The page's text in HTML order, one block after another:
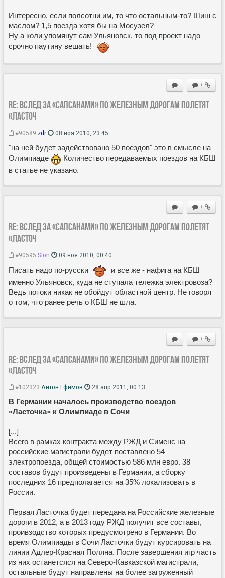
Интересно, если полсотни им, то что остальным-то? Шиш с
маслом? 1,5 поезда хотя бы на Мосузел?
Ну а коли упомянут сам Ульяновск, то под проект надо
срочно паутину вешать!
+
Re: Вслед за «Сапсанами» по железным дорогам полетят
«Ласточ
#90589 zdr 08 ноя 2010, 23:45
"на ней будет задействовано 50 поездов" это в смысле на
Олимпиаде
Количество передаваемых поездов на КБШ
в статье не указано.
+
Re: Вслед за «Сапсанами» по железным дорогам полетят
«Ласточ
#90595 Slon 09 ноя 2010, 00:40
Писать надо по-русски
и все же - нафига на КБШ
именно Ульяновск, куда не ступала тележка электровоза?
Ведь потоки никак не обойдут областной центр. Не говоря
о том, что ранее речь о КБШ не шла.
+
Re: Вслед за «Сапсанами» по железным дорогам полетят
«Ласточ
#102323 Антон Ефимов 28 апр 2011, 00:13
В Германии началось производство поездов
«Ласточка» к Олимпиаде в Сочи
[...]
Всего в рамках контракта между РЖД и Сименс на
российские магистрали будет поставлено 54
электропоезда, общей стоимостью 586 млн евро. 38
составов будут произведены в Германии, а сборку
последних 16 предполагается на 35% локализовать в
России.
Первая Ласточка будет передана на Российские железные
дороги в 2012, а в 2013 году РЖД получит все составы,
проивзодство которых предусмотрено в Германии. Во
время Олимпиады в Сочи Ласточки будут курсировать на
линии Адлер-Красная Поляна. После завершения игр часть
из них останетсяся на Северо-Кавказской магистрали,
остальные будут направлены на более загруженный